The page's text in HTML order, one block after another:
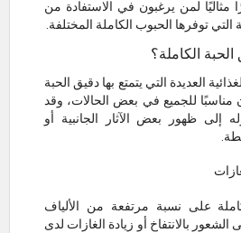
مثاليًا لمن يرغبون في الاستفادة من
التي توفرها الحبوب الكاملة المختلفة.
الكاملة؟
العديدة التي يتمتع بها دقيق الحبة
مناسبًا للجميع في بعض الحالات، وقد
إلى ظهور بعض الآثار الجانبية أو
على نسبة مرتفعة من الألياف
الشعور بالانتفاخ أو زيادة الغازات لدى